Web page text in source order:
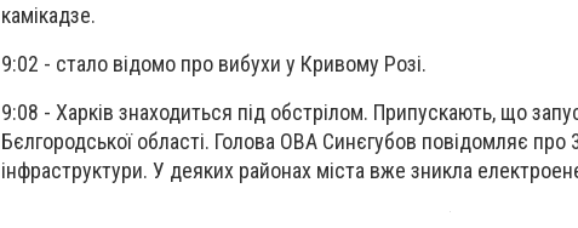
камікадзе.
9:02 - стало відомо про вибухи у Кривому Розі.
9:08 - Харків знаходиться під обстрілом. Припускають, що
Бєлгородської області. Голова ОВА Синєгубов повідомляє про
інфраструктури. У деяких районах міста вже зникла